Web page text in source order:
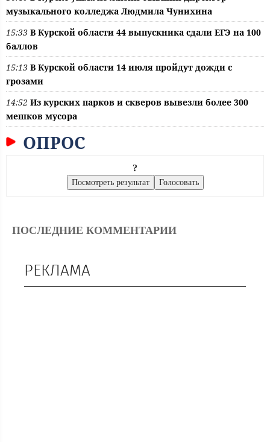
музыкального колледжа Людмила Чунихина
15:33 В Курской области 44 выпускника сдали ЕГЭ на 100
баллов
15:13 В Курской области 14 июля пройдут дожди с
грозами
14:52 Из курских парков и скверов вывезли более 300
мешков мусора
ОПРОС
?
ПОСЛЕДНИЕ КОММЕНТАРИИ
РЕКЛАМА